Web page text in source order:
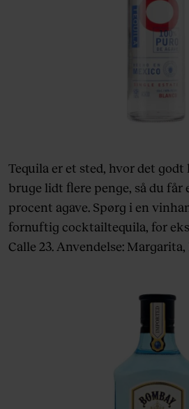
Tequila er et sted, hvor det godt
bruge lidt flere penge, så du får
procent agave. Spørg i en
fornuftig cocktailtequila, for
Calle 23. Anvendelse: